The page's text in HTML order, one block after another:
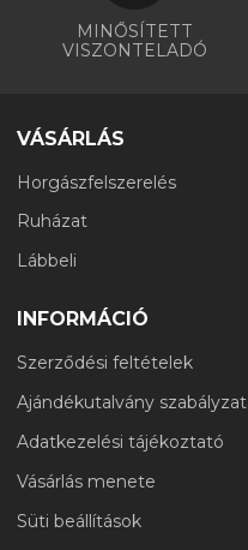
MINŐSÍTETT
VISZONTELADÓ
VÁSÁRLÁS
Horgászfelszerelés
Ruházat
Lábbeli
INFORMÁCIÓ
Szerződési feltételek
Ajándékutalvány szabályzat
Adatkezelési tájékoztató
Vásárlás menete
Süti beállítások